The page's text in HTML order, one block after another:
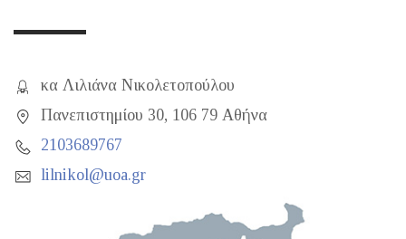
κα Λιλιάνα Νικολετοπούλου
Πανεπιστημίου 30, 106 79 Αθήνα
2103689767
lilnikol@uoa.gr